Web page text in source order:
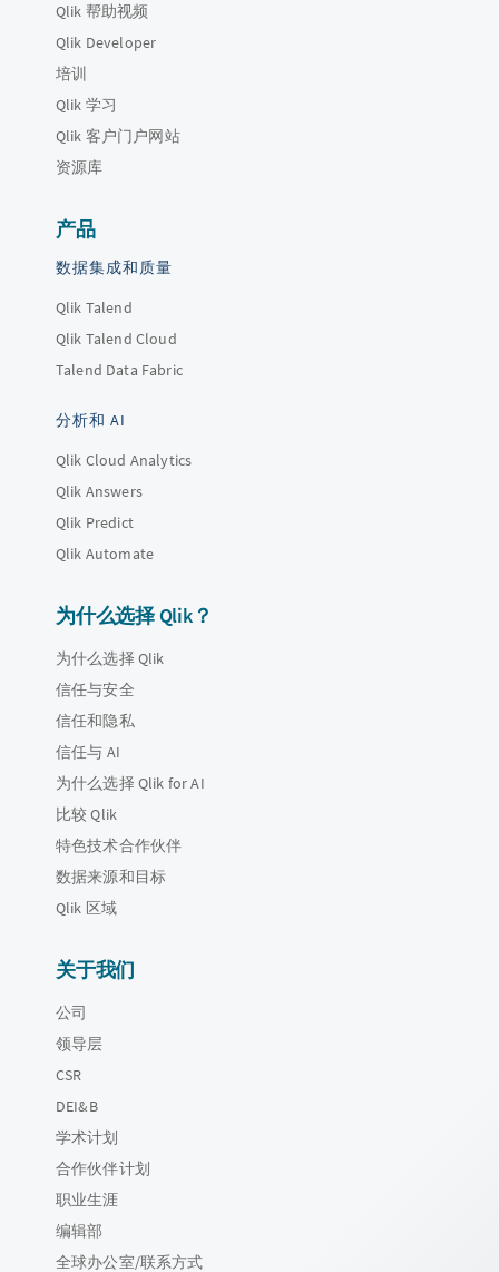
Qlik 帮助视频
Qlik Developer
培训
Qlik 学习
Qlik 客户门户网站
资源库
产品
数据集成和质量
Qlik Talend
Qlik Talend Cloud
Talend Data Fabric
分析和 AI
Qlik Cloud Analytics
Qlik Answers
Qlik Predict
Qlik Automate
为什么选择 Qlik？
为什么选择 Qlik
信任与安全
信任和隐私
信任与 AI
为什么选择 Qlik for AI
比较 Qlik
特色技术合作伙伴
数据来源和目标
Qlik 区域
关于我们
公司
领导层
CSR
DEI&B
学术计划
合作伙伴计划
职业生涯
编辑部
全球办公室/联系方式